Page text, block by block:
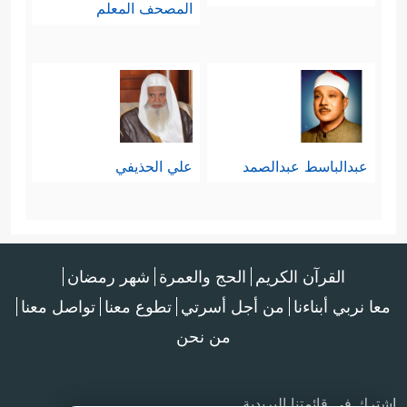
المصحف المعلم
عبدالباسط عبدالصمد علي الحذيفي
القرآن الكريم الحج والعمرة شهر رمضان
معا نربي أبناءنا من أجل أسرتي تطوع معنا تواصل معنا
من نحن
اشترك في قائمتنا البريدية